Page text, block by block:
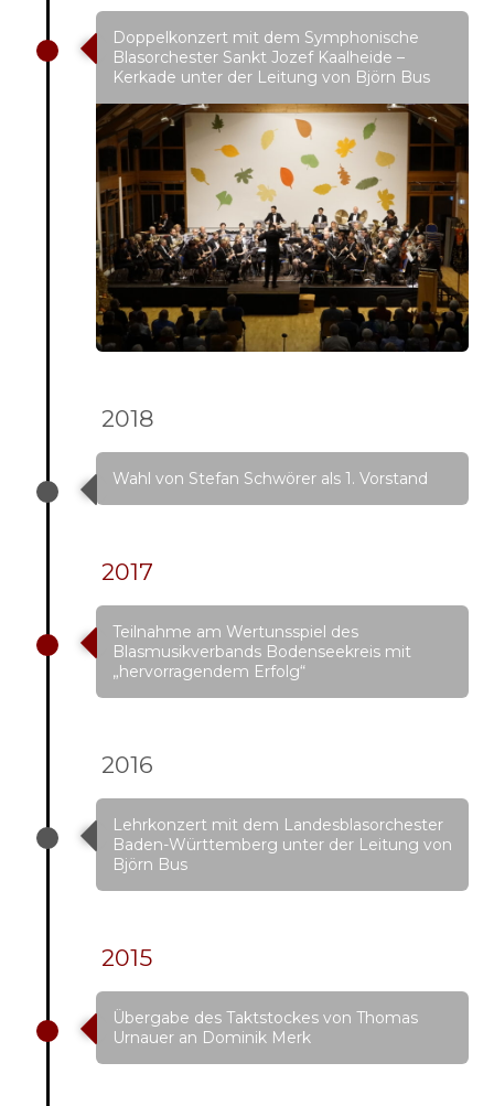
Doppelkonzert mit dem Symphonische
Blasorchester Sankt Jozef Kaalheide –
Kerkade unter der Leitung von Björn Bus
2018
Wahl von Stefan Schwörer als 1. Vorstand
2017
Teilnahme am Wertunsspiel des
Blasmusikverbands Bodenseekreis mit
„hervorragendem Erfolg“
2016
Lehrkonzert mit dem Landesblasorchester
Baden-Württemberg unter der Leitung von
Björn Bus
2015
Übergabe des Taktstockes von Thomas
Urnauer an Dominik Merk